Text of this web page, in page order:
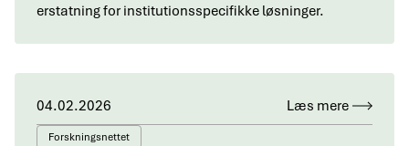
erstatning for institutionsspecifikke løsninger.
04.02.2026 Læs mere
Forskningsnettet